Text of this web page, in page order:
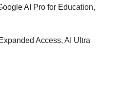
AI Pro for Education,
Access, AI Ultra